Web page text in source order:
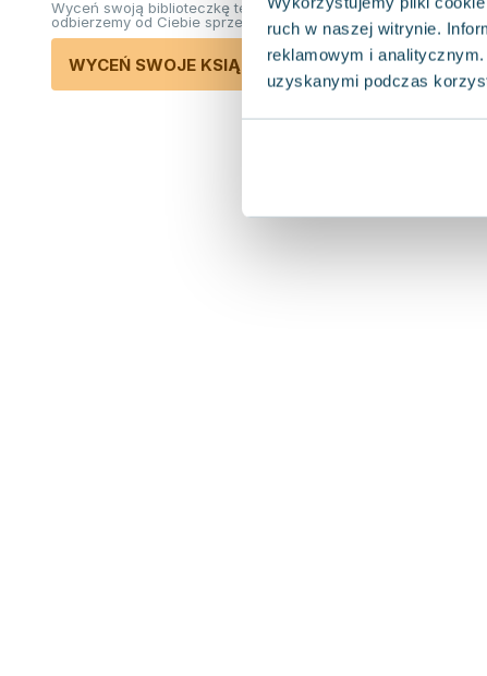
ruch w naszej witrynie.
reklamowym i
uzyskanymi podczas
Wyceń swoją biblioteczkę teraz. Odkupimy i
odbierzemy od Ciebie sprzedane książki.
WYCEŃ SWOJE KSIĄŻKI